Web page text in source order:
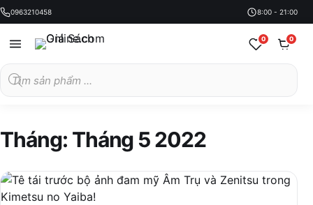
0963210458 8:00 - 21:00
kiếm
sản
0 0
Tháng: Tháng 5 2022